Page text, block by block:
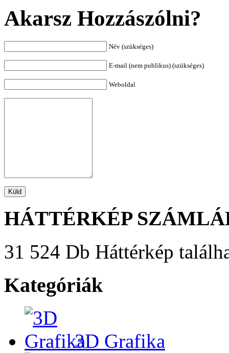
Akarsz Hozzászólni?
Név (szükséges)
E-mail (nem publikus) (szükséges)
Weboldal
HÁTTÉRKÉP
31 524 Db Háttérkép
Kategóriák
3D Grafika